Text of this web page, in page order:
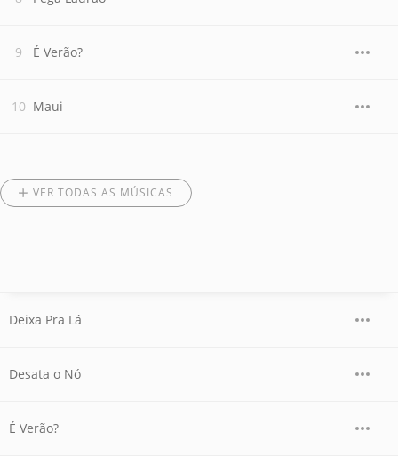
É Verão?
Maui
VER TODAS AS MÚSICAS
Deixa Pra Lá
Desata o Nó
É Verão?